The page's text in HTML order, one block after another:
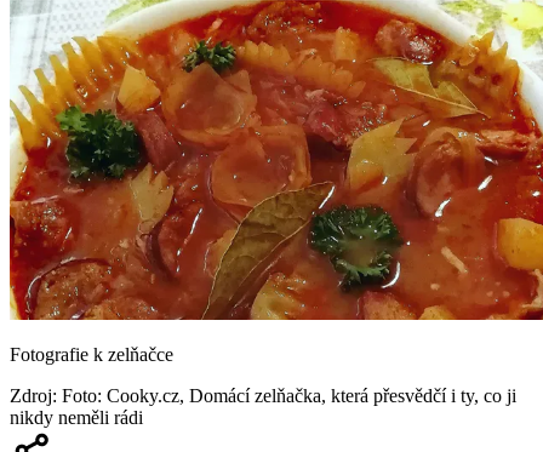
Fotografie k zelňačce
Zdroj: Foto: Cooky.cz, Domácí zelňačka, která přesvědčí i ty, co ji
nikdy neměli rádi